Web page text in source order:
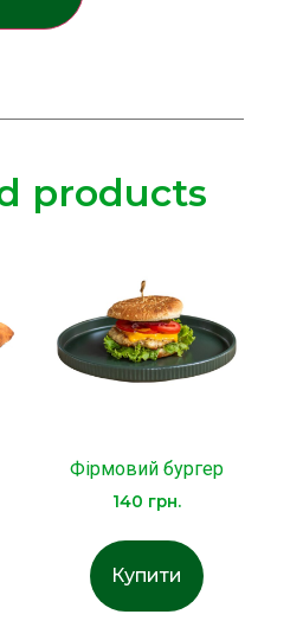
products
Фірмовий бургер
140 грн.
Купити